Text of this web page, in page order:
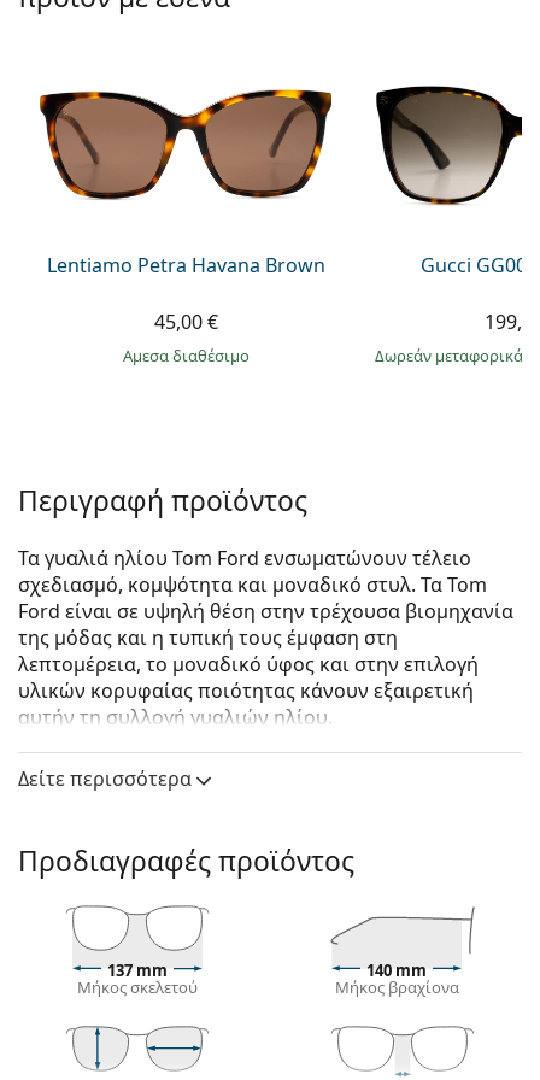
Persol
Όλες οι μάρκες
Lentiamo Petra Havana Brown
45,00 €
άμεσα διαθέσιμο
Gucci
Δωρεάν μεταφορικά
Περιγραφή προϊόντος
Τα γυαλιά ηλίου Tom Ford ενσωματώνουν τέλειο
σχεδιασμό, κομψότητα και μοναδικό στυλ. Τα Tom
Ford είναι σε υψηλή θέση στην τρέχουσα βιομηχανία
της μόδας και η τυπική τους έμφαση στη
λεπτομέρεια, το μοναδικό ύφος και στην επιλογή
υλικών κορυφαίας ποιότητας κάνουν εξαιρετική
αυτήν τη συλλογή γυαλιών ηλίου.
Tom Ford Julie FT0685 52P 52είναι γυναικεία γυαλιά
ηλίου.
με τη λειτουργία του Εικονικού καθρέφτη του
Lentiamo.
Σκελετός γυαλιών ηλίου
Το καφέ χρώμα του σκελετού ταιριάζει απόλυτα με
το ζεστό χρώμα του δέρματος και ανοιχτά καφέ,
Οι τετράγωνοι σκελετοί γυαλιών ηλίουείναι
ιδανική επιλογή για όσους έχουν στρογγυλό, οβάλ
Δείτε περισσότερα
Προδιαγραφές προϊόντος
137 mm
Μήκος σκελετού
140 mm
Μήκος βραχίονα